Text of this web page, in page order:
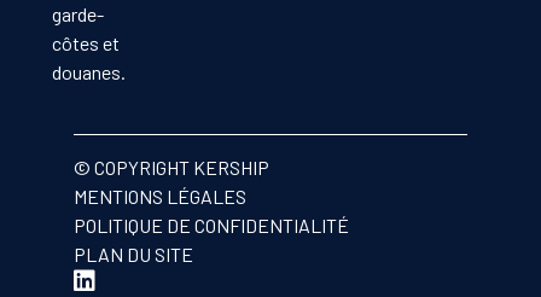
garde-
côtes et
douanes.
© COPYRIGHT KERSHIP
MENTIONS LÉGALES
POLITIQUE DE CONFIDENTIALITÉ
PLAN DU SITE